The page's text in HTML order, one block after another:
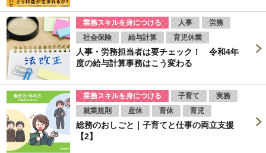
業務スキルを身につける 人事
労務
社会保険
給与計算 育児休業
人事・労務担当者は要チェック！ 令和4年
度の給与計算事務はこう変わる
業務スキルを身につける 子育て
実務
就業規則
産休 育休 育児
総務のおしごと｜子育てと仕事の両立支援
【2】